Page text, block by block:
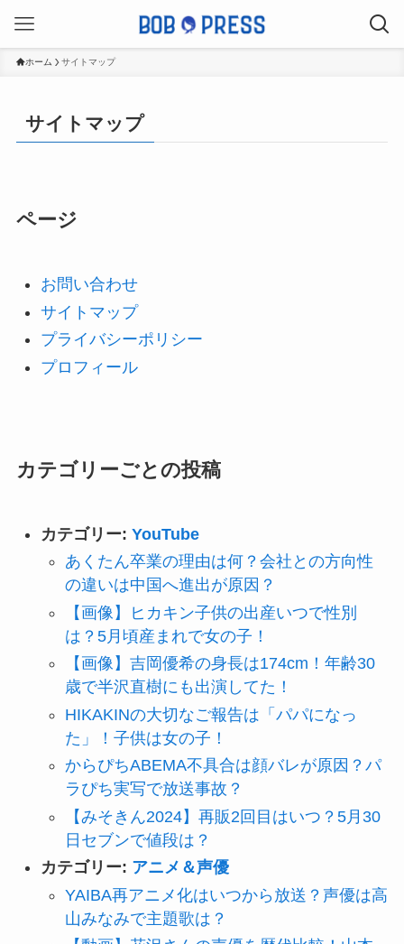
ホーム サイトマップ
サイトマップ
ページ
お問い合わせ
サイトマップ
プライバシーポリシー
プロフィール
カテゴリーごとの投稿
カテゴリー: YouTube
あくたん卒業の理由は何？会社との方向性
の違いは中国へ進出が原因？
【画像】ヒカキン子供の出産いつで性別
は？5月頃産まれで女の子！
【画像】吉岡優希の身長は174cm！年齢30
歳で半沢直樹にも出演してた！
HIKAKINの大切なご報告は「パパになっ
た」！子供は女の子！
からぴちABEMA不具合は顔バレが原因？パ
ラぴち実写で放送事故？
【みそきん2024】再販2回目はいつ？5月30
日セブンで値段は？
カテゴリー: アニメ＆声優
YAIBA再アニメ化はいつから放送？声優は高
山みなみで主題歌は？